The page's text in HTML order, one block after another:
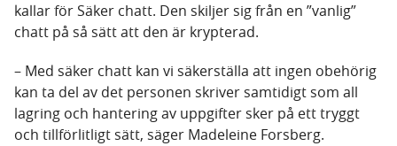
kallar för Säker chatt. Den skiljer sig från en ”vanlig”
chatt på så sätt att den är krypterad.
– Med säker chatt kan vi säkerställa att ingen obehörig
kan ta del av det personen skriver samtidigt som all
lagring och hantering av uppgifter sker på ett tryggt
och tillförlitligt sätt, säger Madeleine Forsberg.